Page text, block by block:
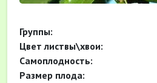
Группы:
Цвет листвы\хвои:
Самоплодность:
Размер плода: